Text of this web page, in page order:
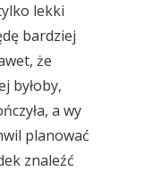
lekki
bardziej
że
byłoby,
a wy
planować
znaleźć